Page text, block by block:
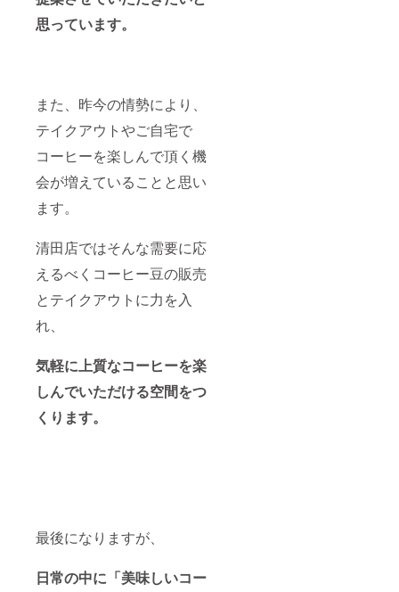
思っています。
また、昨今の情勢により、
テイクアウトやご自宅で
コーヒーを楽しんで頂く機
会が増えていることと思い
ます。
清田店ではそんな需要に応
えるべくコーヒー豆の販売
とテイクアウトに力を入
れ、
気軽に上質なコーヒーを楽
しんでいただける空間をつ
くります。
最後になりますが、
日常の中に「美味しいコー